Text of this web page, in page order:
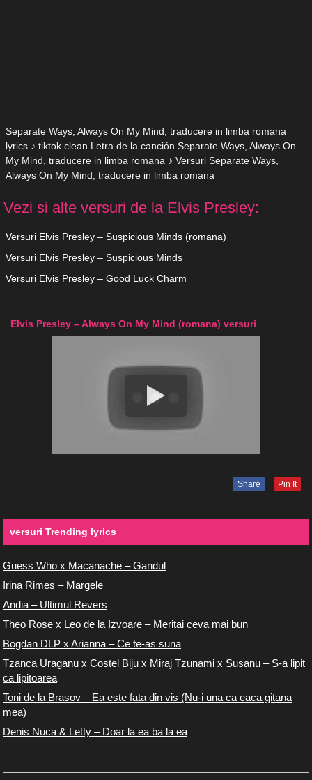
Separate Ways, Always On My Mind, traducere in limba romana
lyrics ♪ tiktok clean Letra de la canción Separate Ways, Always On
My Mind, traducere in limba romana ♪ Versuri Separate Ways,
Always On My Mind, traducere in limba romana
Vezi si alte versuri de la Elvis Presley:
Versuri Elvis Presley – Suspicious Minds (romana)
Versuri Elvis Presley – Suspicious Minds
Versuri Elvis Presley – Good Luck Charm
Elvis Presley – Always On My Mind (romana) versuri
Share Pin It
versuri Trending lyrics
Guess Who x Macanache – Gandul
Irina Rimes – Margele
Andia – Ultimul Revers
Theo Rose x Leo de la Izvoare – Meritai ceva mai bun
Bogdan DLP x Arianna – Ce te-as suna
Tzanca Uraganu x Costel Biju x Miraj Tzunami x Susanu – S-a lipit
ca lipitoarea
Toni de la Brasov – Ea este fata din vis (Nu-i una ca eaca gitana
mea)
Denis Nuca & Letty – Doar la ea ba la ea